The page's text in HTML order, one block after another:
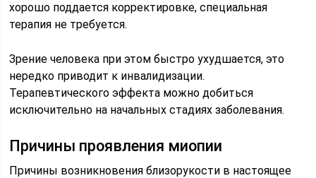
хорошо поддается корректировке, специальная
терапия не требуется.
Зрение человека при этом быстро ухудшается, это
нередко приводит к инвалидизации.
Терапевтического эффекта можно добиться
исключительно на начальных стадиях заболевания.
Причины проявления миопии
Причины возникновения близорукости в настоящее